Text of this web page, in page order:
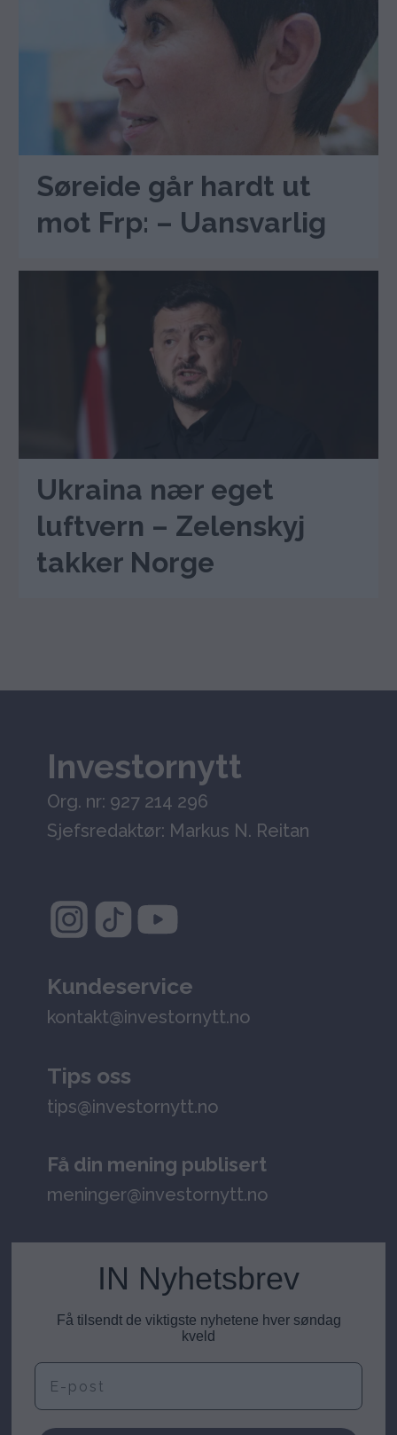
Søreide går hardt ut
mot Frp: – Uansvarlig
Ukraina nær eget
luftvern – Zelenskyj
takker Norge
Investornytt
Org. nr: 927 214 296
Sjefsredaktør: Markus N. Reitan
Kundeservice
kontakt@investornytt.no
Tips oss
tips@investornytt.no
Få din mening publisert
meninger@investornytt.no
IN Nyhetsbrev
Få tilsendt de viktigste nyhetene hver søndag
kveld
E-post